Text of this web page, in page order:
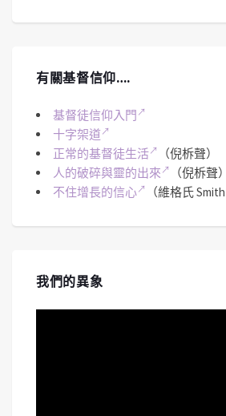
有關基督信仰….
基督徒信仰入門
十字架道
正常的基督徒生活
（倪柝聲）
人的破碎與靈的出來
（倪柝聲）
不住增長的信心
（維格氏
我們的異象